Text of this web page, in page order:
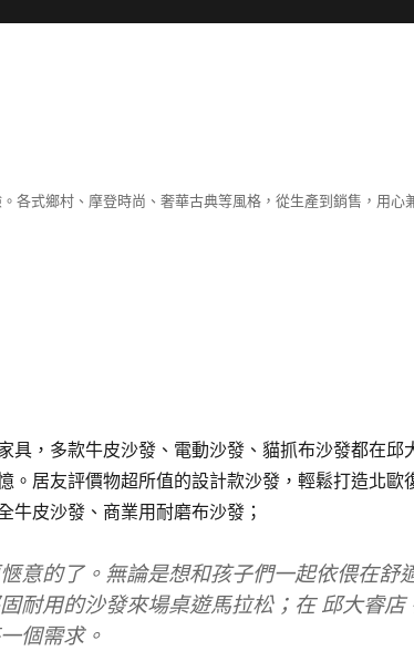
各式鄉村、摩登時尚、奢華古典等風格，從生產到銷售，用心
具，多款牛皮沙發、電動沙發、貓抓布沙發都在邱
。居友評價物超所值的設計款沙發，輕鬆打造北
牛皮沙發、商業用耐磨布沙發；
意的了。無論是想和孩子們一起依偎在舒
耐用的沙發來場桌遊馬拉松；在 邱大睿店
個需求。